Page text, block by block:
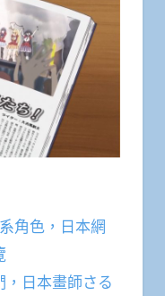
角色，日本網
日本畫師さる